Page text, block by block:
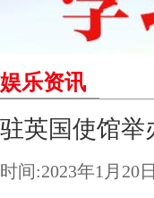
娱乐资讯
驻英国使馆举
时间:2023年1月20日